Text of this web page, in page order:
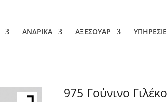
ΑΝΔΡΙΚΑ ΑΞΕΣΟΥΑΡ
975 Γούνινο Γιλέκο